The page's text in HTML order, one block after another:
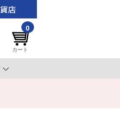
0
カート